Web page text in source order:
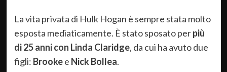
La vita privata di Hulk Hogan è sempre stata molto
esposta mediaticamente. È stato sposato perpiù
di 25 anni con Linda Claridge, da cui ha avuto due
figli: Brookee Nick Bollea.